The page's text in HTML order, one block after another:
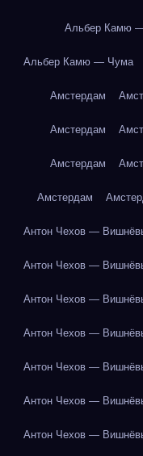
Альбер Камю
Альбер Камю — Чума
Амстердам
Амстердам
Амстердам
Амстердам
Антон Чехов —
Антон Чехов —
Антон Чехов —
Антон Чехов —
Антон Чехов —
Антон Чехов —
Антон Чехов —